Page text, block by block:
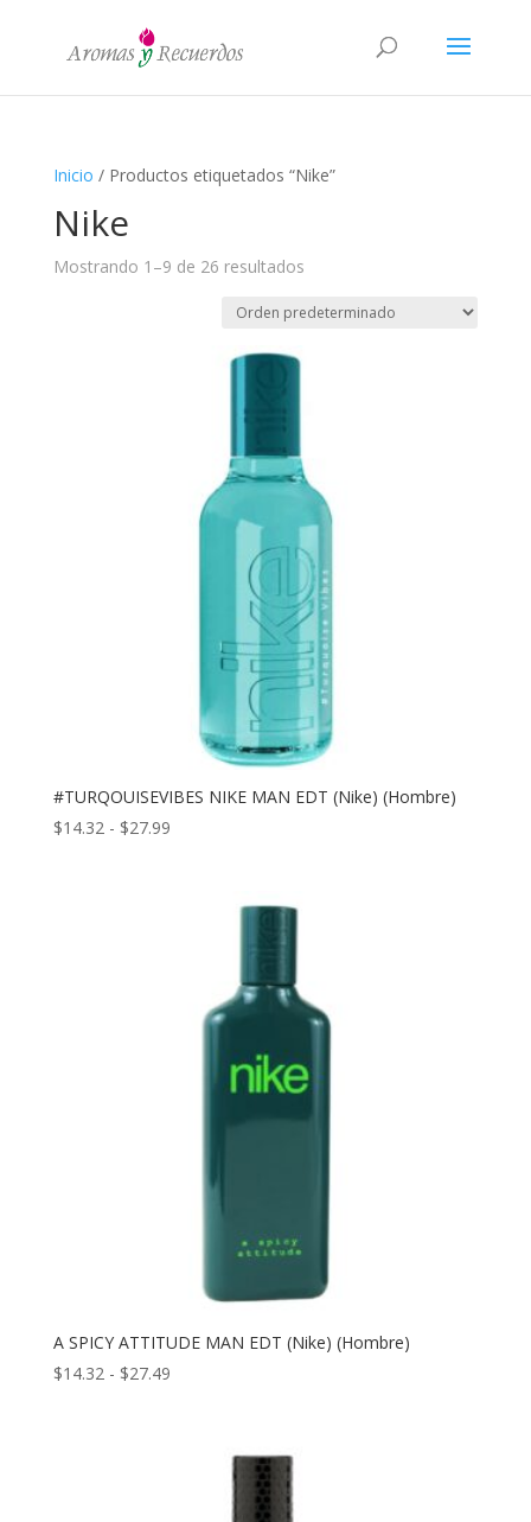
Inicio / Productos etiquetados “Nike”
Nike
Mostrando 1–9 de 26 resultados
#TURQOUISEVIBES NIKE MAN EDT (Nike) (Hombre)
$14.32 - $27.99Rango
A SPICY ATTITUDE MAN EDT (Nike) (Hombre)
$14.32 - $27.49Rango